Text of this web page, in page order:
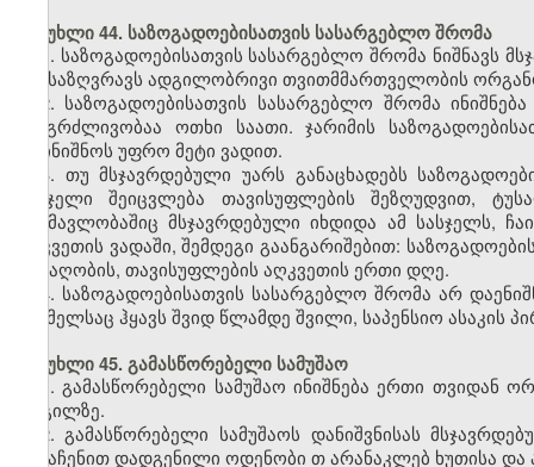
მუხლი 44. საზოგადოებისათვის სასარგებლო შრომა
1. საზოგადოებისათვის სასარგებლო შრომა
განსაზღვრავს ადგილობრივი თვითმმართველობის
2. საზოგადოებისათვის სასარგებლო შრომა
ხანგრძლივობაა ოთხი საათი. ჯარიმის
დაინიშნოს უფრო მეტი ვადით.
3. თუ მსჯავრდებული უარს განაცხადებს
სასჯელი შეიცვლება თავისუფლების შეზღუდვით,
განმავლობაშიც მსჯავრდებული იხდიდა ამ სასჯელს,
აღკვეთის ვადაში, შემდეგი გაანგარიშებით:
ტუსაღობის, თავისუფლების აღკვეთის ერთი დღე.
4. საზოგადოებისათვის სასარგებლო შრომა არ
რომელსაც ჰყავს შვიდ წლამდე შვილი, საპენსიო ასაკის
მუხლი 45. გამასწორებელი სამუშაო
1. გამასწორებელი სამუშაო ინიშნება ერთი
ადგილზე.
2. გამასწორებელი სამუშაოს დანიშვნისას
განაჩენით დადგენილი ოდენობი თარანაკლებ ხუთისა და